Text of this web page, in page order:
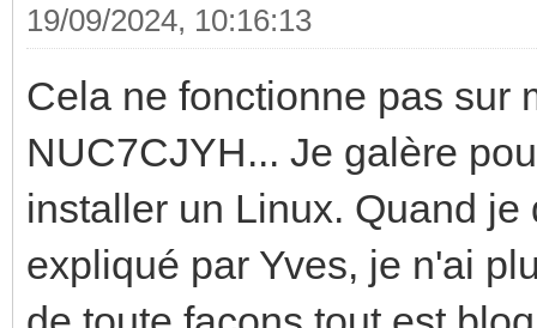
19/09/2024, 10:16:13
Cela ne fonctionne pas sur
NUC7CJYH... Je galère
installer un Linux. Quand
expliqué par Yves, je n'ai